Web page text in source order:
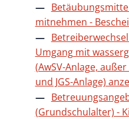
mitnehmen -
Umgang mit
(AwSV-Anlage,
und JGS-Anlage)
(Grundschulalter) -